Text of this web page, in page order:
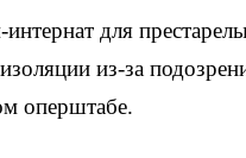
для
из-за
оперштабе.